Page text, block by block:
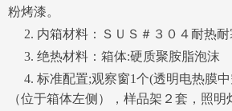
粉烤漆。
2. 内箱材料：ＳＵＳ＃３０４耐热耐
3. 绝热材料：箱体:硬质聚胺脂泡沫
4. 标准配置;观察窗1个(透明电热膜中
（位于箱体左侧），样品架２套，照